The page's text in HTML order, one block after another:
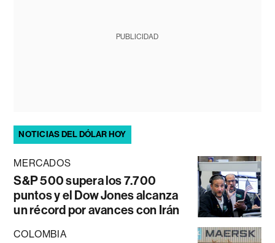
PUBLICIDAD
NOTICIAS DEL DÓLAR HOY
MERCADOS
S&P 500 supera los 7.700
puntos y el Dow Jones alcanza
un récord por avances con Irán
COLOMBIA